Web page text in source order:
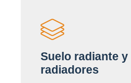
Suelo radiante y
radiadores